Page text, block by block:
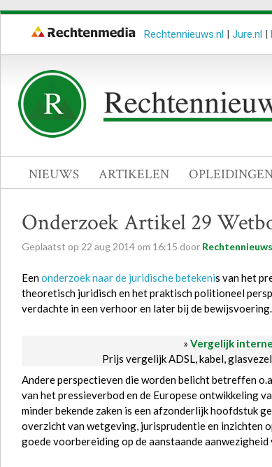
Rechtennieuws.nl | Jure.nl |
NIEUWS ARTIKELEN
Onderzoek Artikel 29
Geplaatst op 22 aug 2014 om 16:15 door
Eenonderzoek naar de juridische betekenis van het
theoretisch juridisch en het praktisch politioneel
verdachte in een verhoor en later bij de bewijsvoering.
» Vergelijk
Prijs vergelijk ADSL, kabel,
Andere perspectieven die worden belicht betreffen
van het pressieverbod en de Europese ontwikkeling
minder bekende zaken is een afzonderlijk hoofdstuk
overzicht van wetgeving, jurisprudentie en inzichten
goede voorbereiding op de aanstaande